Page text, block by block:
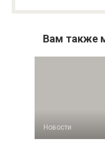
Вам также
Новости